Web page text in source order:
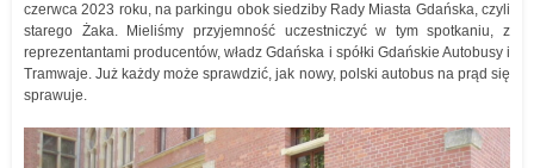
czerwca 2023 roku, na parkingu obok siedziby Rady Miasta Gdańska, czyli
starego Żaka. Mieliśmy przyjemność uczestniczyć w tym spotkaniu, z
reprezentantami producentów, władz Gdańska i spółki Gdańskie Autobusy i
Tramwaje. Już każdy może sprawdzić, jak nowy, polski autobus na prąd się
sprawuje.